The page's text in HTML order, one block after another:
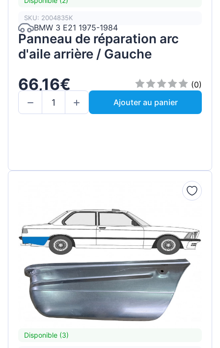
SKU: 2004835K
BMW 3 E21 1975-1984
Panneau de réparation arc
d'aile arrière / Gauche
66,16€
(0)
Ajouter au panier
Disponible (3)